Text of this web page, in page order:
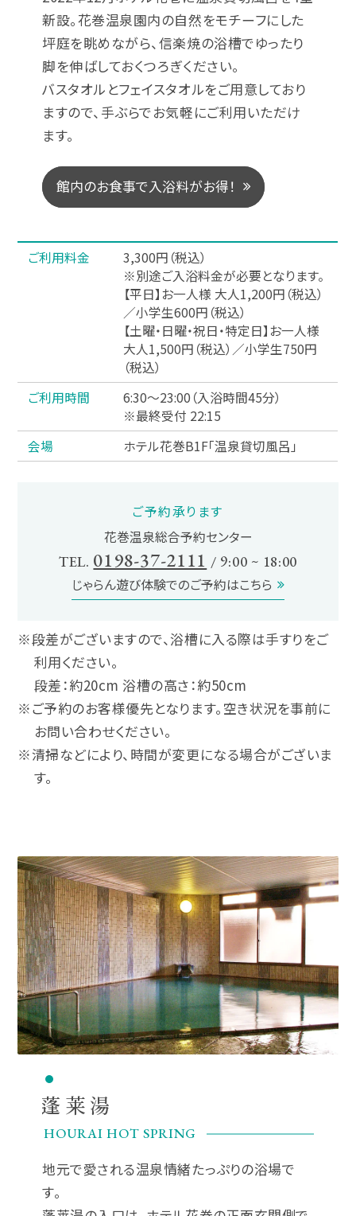
新設。花巻温泉園内の自然をモチーフにした
坪庭を眺めながら、信楽焼の浴槽でゆったり
脚を伸ばしておくつろぎください。
バスタオルとフェイスタオルをご用意しており
ますので、手ぶらでお気軽にご利用いただけ
ます。
館内のお食事で入浴料がお得！
ご利用料金
3,300円（税込）
※別途ご入浴料金が必要となります。
【平日】お一人様 大人1,200円（税込）
／小学生600円（税込）
【土曜・日曜・祝日・特定日】お一人様
大人1,500円（税込）／小学生750円
（税込）
ご利用時間
6:30～23:00（入浴時間45分）
※最終受付 22:15
会場
ホテル花巻B1F「温泉貸切風呂」
ご予約承ります
花巻温泉総合予約センター
TEL. 0198-37-2111 / 9:00 ~ 18:00
じゃらん遊び体験でのご予約はこちら
※段差がございますので、浴槽に入る際は手すりをご
利用ください。
段差：約20cm 浴槽の高さ：約50cm
※ご予約のお客様優先となります。空き状況を事前に
お問い合わせください。
※清掃などにより、時間が変更になる場合がございま
す。
蓬莱湯
HOURAI HOT SPRING
地元で愛される温泉情緒たっぷりの浴場で
す。